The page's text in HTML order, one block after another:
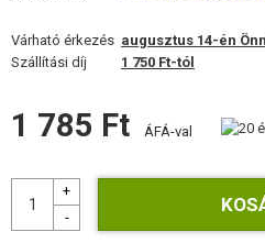
FELSZERELÉS, EGYENRUHA,
RÁDIÓS, FEJHALLGATÓ,
KIEGÉSZÍTŐK, HORDSZÍJAK
PÓTALKATRÉSZEK
Várható érkezés augusztus 14-én
Szállítási díj
1 750 Ft-tól
1 785 Ft ÁFÁ-val